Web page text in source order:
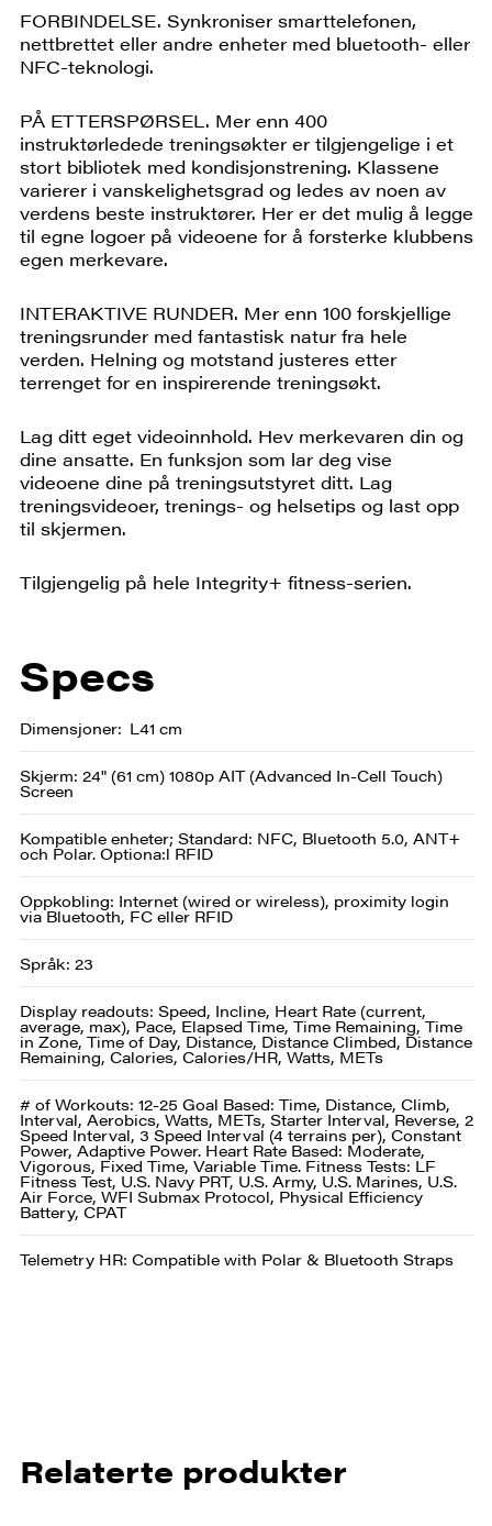
FORBINDELSE. Synkroniser smarttelefonen,
nettbrettet eller andre enheter med bluetooth- eller
NFC-teknologi.
PÅ ETTERSPØRSEL. Mer enn 400
instruktørledede treningsøkter er tilgjengelige i et
stort bibliotek med kondisjonstrening. Klassene
varierer i vanskelighetsgrad og ledes av noen av
verdens beste instruktører. Her er det mulig å legge
til egne logoer på videoene for å forsterke klubbens
egen merkevare.
INTERAKTIVE RUNDER. Mer enn 100 forskjellige
treningsrunder med fantastisk natur fra hele
verden. Helning og motstand justeres etter
terrenget for en inspirerende treningsøkt.
Lag ditt eget videoinnhold. Hev merkevaren din og
dine ansatte. En funksjon som lar deg vise
videoene dine på treningsutstyret ditt. Lag
treningsvideoer, trenings- og helsetips og last opp
til skjermen.
Tilgjengelig på hele Integrity+ fitness-serien.
Specs
Dimensjoner L41 cm
Skjerm: 24" (61 cm) 1080p AIT (Advanced In-Cell Touch)
Screen
Kompatible enheter; Standard: NFC, Bluetooth 5.0, ANT+
och Polar. Optiona:l RFID
Oppkobling: Internet (wired or wireless), proximity login
via Bluetooth, FC eller RFID
Språk: 23
Display readouts: Speed, Incline, Heart Rate (current,
average, max), Pace, Elapsed Time, Time Remaining, Time
in Zone, Time of Day, Distance, Distance Climbed, Distance
Remaining, Calories, Calories/HR, Watts, METs
# of Workouts: 12-25 Goal Based: Time, Distance, Climb,
Interval, Aerobics, Watts, METs, Starter Interval, Reverse, 2
Speed Interval, 3 Speed Interval (4 terrains per), Constant
Power, Adaptive Power. Heart Rate Based: Moderate,
Vigorous, Fixed Time, Variable Time. Fitness Tests: LF
Fitness Test, U.S. Navy PRT, U.S. Army, U.S. Marines, U.S.
Air Force, WFI Submax Protocol, Physical Efficiency
Battery, CPAT
Telemetry HR: Compatible with Polar & Bluetooth Straps
Relaterte produkter